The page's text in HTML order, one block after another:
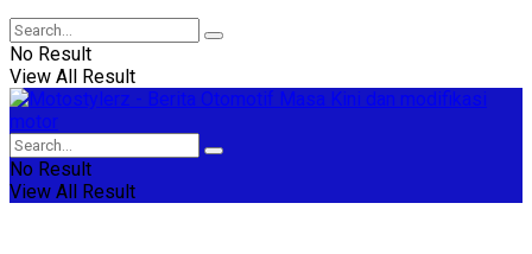
No Result
View All Result
No Result
View All Result